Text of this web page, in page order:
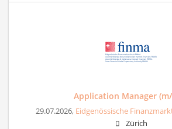
Application Manager
29.07.2026, Eidgenössische
Zürich